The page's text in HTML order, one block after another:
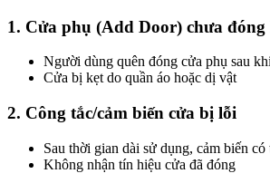
1. Cửa phụ (Add Door) chưa
Người dùng quên đóng cửa phụ sau
Cửa bị kẹt do quần áo hoặc dị vật
2. Công tắc/cảm biến cửa bị lỗi
Sau thời gian dài sử dụng, cảm biến
Không nhận tín hiệu cửa đã đóng